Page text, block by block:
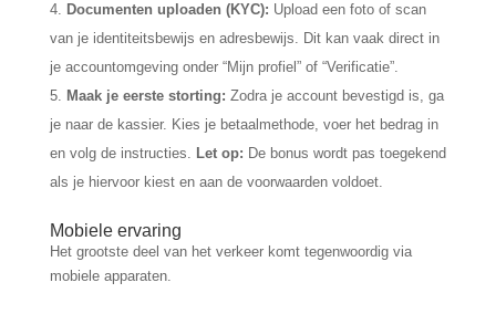
Documenten uploaden (KYC): Upload een foto of scan
van je identiteitsbewijs en adresbewijs. Dit kan vaak direct in
je accountomgeving onder “Mijn profiel” of “Verificatie”.
Maak je eerste storting: Zodra je account bevestigd is, ga
je naar de kassier. Kies je betaalmethode, voer het bedrag in
en volg de instructies. Let op: De bonus wordt pas toegekend
als je hiervoor kiest en aan de voorwaarden voldoet.
Mobiele ervaring
Het grootste deel van het verkeer komt tegenwoordig via
mobiele apparaten.